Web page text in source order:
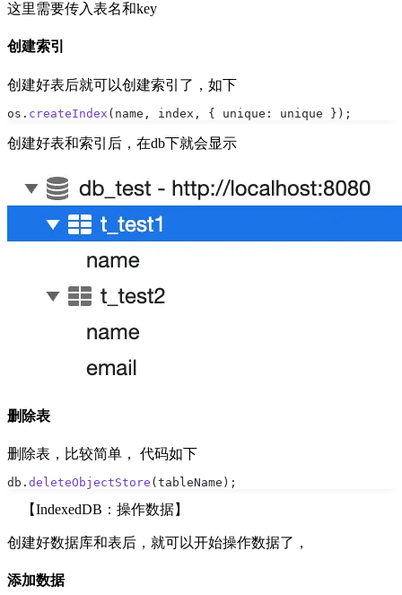
这里需要传入表名和key
创建索引
创建好表后就可以创建索引了，如下
os. createIndex (name, index, { unique: unique });
创建好表和索引后，在db下就会显示
删除表
删除表，比较简单， 代码如下
db. deleteObjectStore (tableName);
【IndexedDB：操作数据】
创建好数据库和表后，就可以开始操作数据了，
添加数据